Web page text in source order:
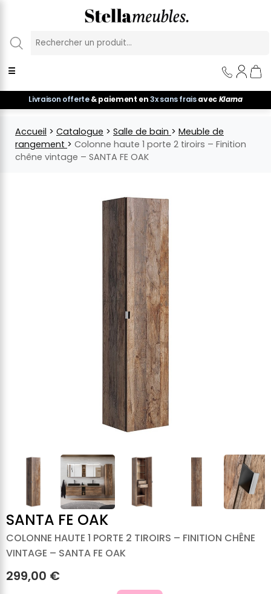
☰
Livraison offerte& paiement en3x sans fraisavecKlarna
Accueil > Catalogue > Salle de bain > Meuble de
rangement > Colonne haute 1 porte 2 tiroirs – Finition
chêne vintage – SANTA FE OAK
SANTA FE OAK
COLONNE HAUTE 1 PORTE 2 TIROIRS – FINITION CHÊNE
VINTAGE – SANTA FE OAK
299,00 €
Panneau de gestion des cookies